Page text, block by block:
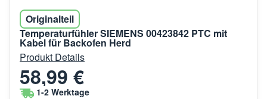
Originalteil
Temperaturfühler SIEMENS 00423842 PTC mit
Kabel für Backofen Herd
Produkt Details
58,99 €
1-2 Werktage